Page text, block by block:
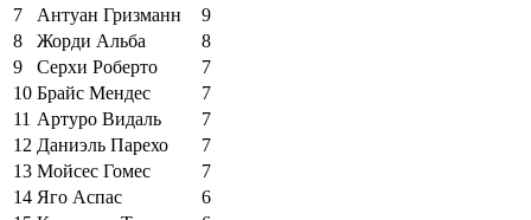
7
Антуан Гризманн
9
8
Жорди Альба
8
9
Серхи Роберто
7
10 Брайс Мендес
7
11 Артуро Видаль
7
12 Даниэль Парехо
7
13 Мойсес Гомес
7
14 Яго Аспас
6